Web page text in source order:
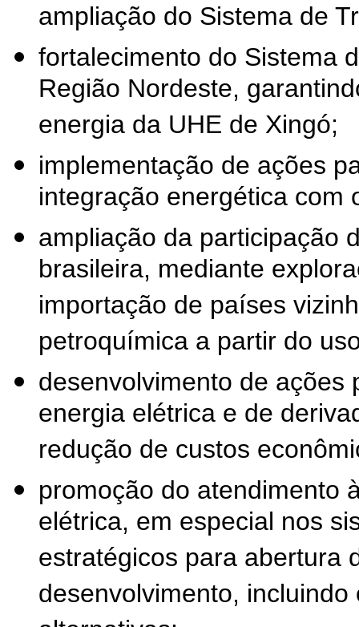
ampliação do Sistema de
fortalecimento do Sistema
Região Nordeste,
energia da UHE de Xingó;
implementação de ações
integração energética com
ampliação da participação
brasileira, mediante
importação de países
petroquímica a partir do
desenvolvimento de ações
energia elétrica e de
redução de custos
promoção do atendimento
elétrica, em especial nos
estratégicos para abertura
desenvolvimento,